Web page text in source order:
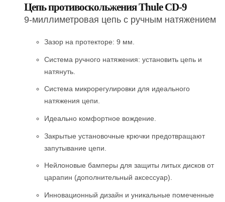
Цепь противоскольженияThule CD-9
9-миллиметровая цепь с ручным натяжением
Зазор на протекторе: 9 мм.
Система ручного натяжения: установить цепь и
натянуть.
Система микрорегулировки для идеального
натяжения цепи.
Идеально комфортное вождение.
Закрытые установочные крючки предотвращают
запутывание цепи.
Нейлоновые бамперы для защиты литых дисков от
царапин (дополнительный аксессуар).
Инновационный дизайн и уникальные помеченные